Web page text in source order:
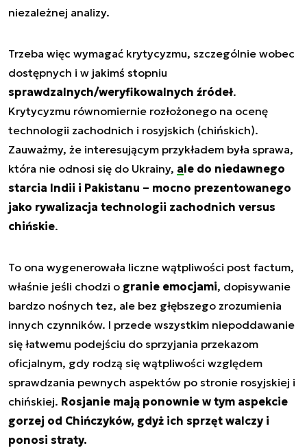
niezależnej analizy.
Trzeba więc wymagać krytycyzmu, szczególnie wobec
dostępnych i w jakimś stopniu
sprawdzalnych/weryfikowalnych źródeł.
Krytycyzmu równomiernie rozłożonego na ocenę
technologii zachodnich i rosyjskich (chińskich).
Zauważmy, że interesującym przykładem była sprawa,
która nie odnosi się do Ukrainy, ale do niedawnego
starcia Indii i Pakistanu – mocno prezentowanego
jako rywalizacja technologii zachodnich versus
chińskie.
To ona wygenerowała liczne wątpliwości post factum,
właśnie jeśli chodzi o granie emocjami, dopisywanie
bardzo nośnych tez, ale bez głębszego zrozumienia
innych czynników. I przede wszystkim niepoddawanie
się łatwemu podejściu do sprzyjania przekazom
oficjalnym, gdy rodzą się wątpliwości względem
sprawdzania pewnych aspektów po stronie rosyjskiej i
chińskiej. Rosjanie mają ponownie w tym aspekcie
gorzej od Chińczyków, gdyż ich sprzęt walczy i
ponosi straty.